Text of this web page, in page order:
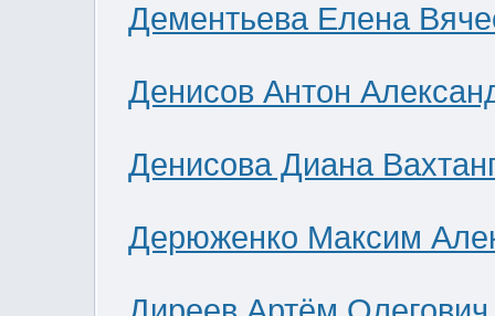
Дементьева Елена
Денисов Антон
Денисова Диана
Дерюженко Максим